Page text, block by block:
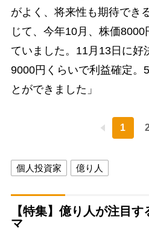
がよく、将来性も期待でき
じて、今年10月、株価
ていました。11月13日に好
9000円くらいで利益確定。
とができました」
1
個人投資家 億り人
【特集】億り人が注目
マ